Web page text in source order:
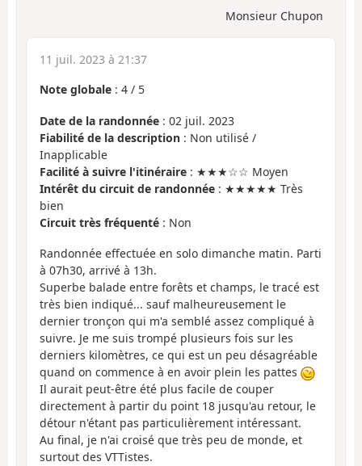
Monsieur Chupon
11 juil. 2023 à 21:37
Note globale : 4 / 5
Date de la randonnée : 02 juil. 2023
Fiabilité de la description : Non utilisé /
Inapplicable
Facilité à suivre l'itinéraire : ★★★☆☆ Moyen
Intérêt du circuit de randonnée : ★★★★★ Très
bien
Circuit très fréquenté : Non
Randonnée effectuée en solo dimanche matin. Parti
à 07h30, arrivé à 13h.
Superbe balade entre forêts et champs, le tracé est
très bien indiqué... sauf malheureusement le
dernier tronçon qui m'a semblé assez compliqué à
suivre. Je me suis trompé plusieurs fois sur les
derniers kilomètres, ce qui est un peu désagréable
quand on commence à en avoir plein les pattes
Il aurait peut-être été plus facile de couper
directement à partir du point 18 jusqu'au retour, le
détour n'étant pas particulièrement intéressant.
Au final, je n'ai croisé que très peu de monde, et
surtout des VTTistes.